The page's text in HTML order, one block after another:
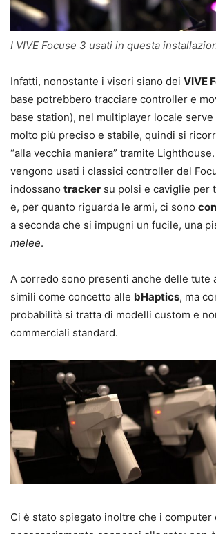
I VIVE Focuse 3 usati in questa
Infatti, nonostante i visori siano dei VIVE
base potrebbero tracciare controller e
base station), nel multiplayer locale
molto più preciso e stabile, quindi si
“alla vecchia maniera” tramite
vengono usati i classici controller del
indossano tracker su polsi e caviglie per
e, per quanto riguarda le armi, ci sono
a seconda che si impugni un fucile, una
melee.
A corredo sono presenti anche delle tute
simili come concetto alle bHaptics, ma
probabilità si tratta di modelli custom e
commerciali standard.
Ci è stato spiegato inoltre che i computer